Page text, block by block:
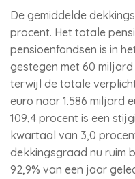
De gemiddelde
procent. Het totale
pensioenfondsen is in
gestegen met 60
terwijl de totale
euro naar 1.586 miljard
109,4 procent is een
kwartaal van 3,0
dekkingsgraad nu ruim
92,9% van een jaar